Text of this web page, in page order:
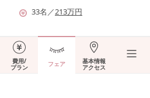
33名 ／213万円
費用/
プラン フェア 基本情報
アクセス